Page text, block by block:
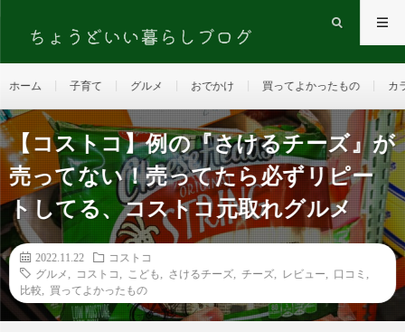
ホーム 子育て グルメ おでかけ 買ってよかったもの カ
【コストコ】例の『さけるチーズ』が
売ってない！売ってたら必ずリピー
トしてる、コストコ元取れグルメ
2022.11.22 コストコ
グルメ コストコ こども さけるチーズ ,チーズ レビュー 口コミ
比較 買ってよかったもの